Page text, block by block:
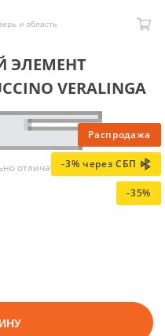
и область
ЭЛЕМЕНТ
VERALINGA
Распродажа
-3% через СБП
-35%
отличаться от оригинала